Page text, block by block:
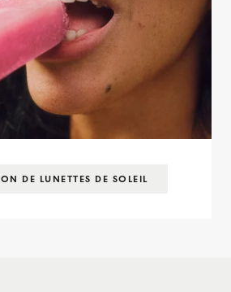
DE LUNETTES DE SOLEIL